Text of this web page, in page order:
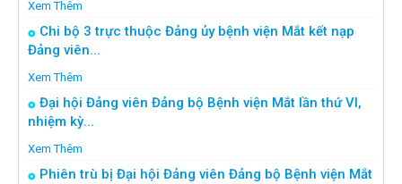
Xem Thêm
Chi bộ 3 trực thuộc Đảng ủy bệnh viện Mắt kết nạp
Đảng viên...
Xem Thêm
Đại hội Đảng viên Đảng bộ Bệnh viện Mắt lần thứ VI,
nhiệm kỳ...
Xem Thêm
Phiên trù bị Đại hội Đảng viên Đảng bộ Bệnh viện Mắt